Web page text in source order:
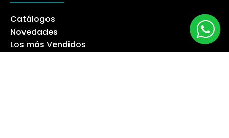
Catálogos
Novedades
Los más Vendidos